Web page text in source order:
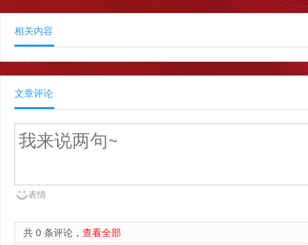
相关内容
文章评论
表情
共 0 条评论， 查看全部